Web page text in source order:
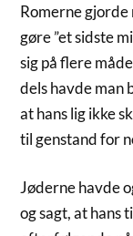
Romerne
gøre ”et sidste
sig på flere
dels havde man
at hans lig ikke
til genstand for
Jøderne havde
og sagt, at